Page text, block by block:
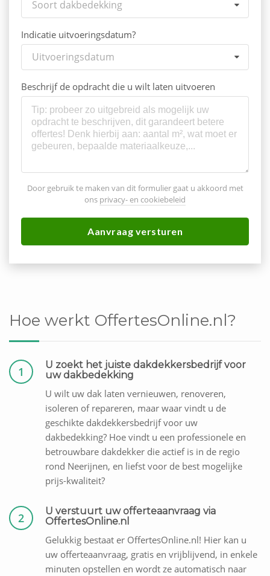
Soort dakbedekking
Indicatie uitvoeringsdatum?
Uitvoeringsdatum
Beschrijf de opdracht die u wilt laten uitvoeren
Door gebruik te maken van dit formulier gaat u akkoord met
ons privacy- en cookiebeleid
Aanvraag versturen
Hoe werkt OffertesOnline.nl?
1
U zoekt het juiste dakdekkersbedrijf voor
uw dakbedekking
U wilt uw dak laten vernieuwen, renoveren,
isoleren of repareren, maar waar vindt u de
geschikte dakdekkersbedrijf voor uw
dakbedekking? Hoe vindt u een professionele en
betrouwbare dakdekker die actief is in de regio
rond Neerijnen, en liefst voor de best mogelijke
prijs-kwaliteit?
2
U verstuurt uw offerteaanvraag via
OffertesOnline.nl
Gelukkig bestaat er OffertesOnline.nl! Hier kan u
uw offerteaanvraag, gratis en vrijblijvend, in enkele
minuten opstellen en wordt ze automatisch naar